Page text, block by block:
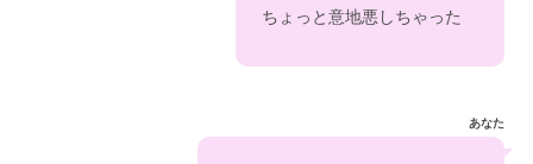
ちょっと意地悪しちゃった
あなた